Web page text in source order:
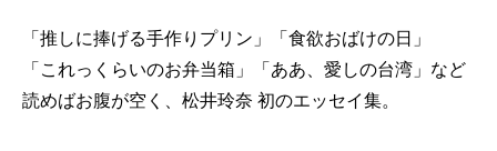
「推しに捧げる手作りプリン」「食欲おばけの日」
「これっくらいのお弁当箱」「ああ、愛しの台湾」など
読めばお腹が空く、松井玲奈 初のエッセイ集。